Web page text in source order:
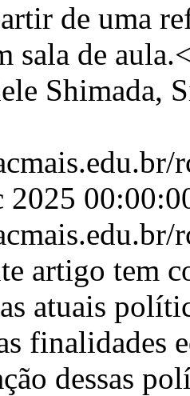
de uma
sala de
Shimada,
2025
artigo tem
atuais
finalidades
dessas